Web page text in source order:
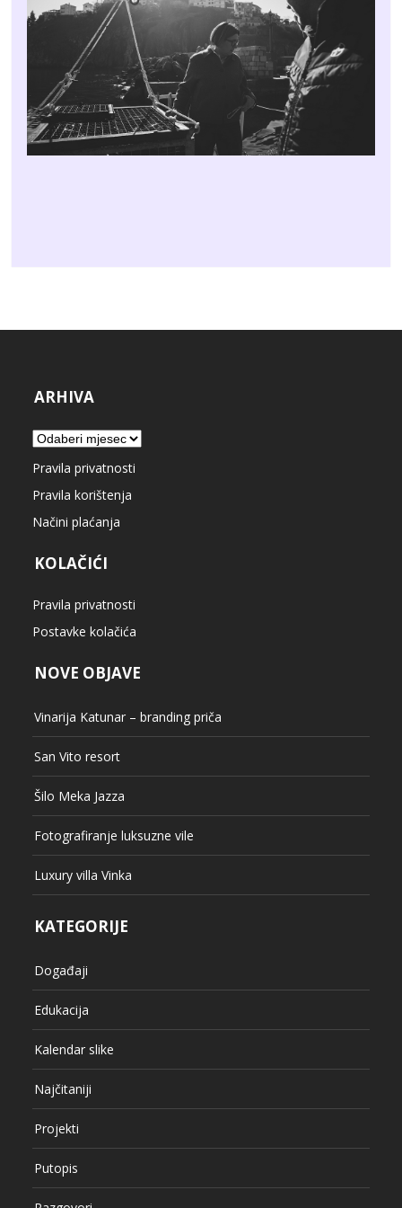
ARHIVA
Arhiva
Pravila privatnosti
Pravila korištenja
Načini plaćanja
KOLAČIĆI
Pravila privatnosti
Postavke kolačića
NOVE OBJAVE
Vinarija Katunar – branding priča
San Vito resort
Šilo Meka Jazza
Fotografiranje luksuzne vile
Luxury villa Vinka
KATEGORIJE
Događaji
Edukacija
Kalendar slike
Najčitaniji
Projekti
Putopis